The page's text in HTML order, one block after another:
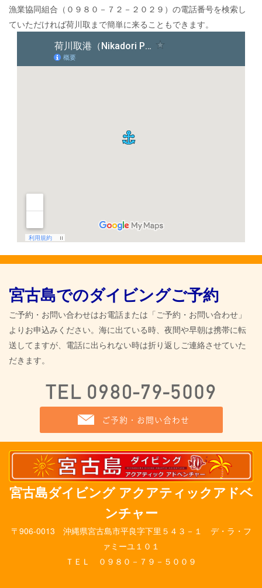
漁業協同組合（０９８０－７２－２０２９）の電話番号を検索し
ていただければ荷川取まで簡単に来ることもできます。
宮古島でのダイビングご予約
ご予約・お問い合わせはお電話または「ご予約・お問い合わせ」
よりお申込みください。海に出ている時、夜間や早朝は携帯に転
送してますが、電話に出られない時は折り返しご連絡させていた
だきます。
宮古島ダイビング アクアティックアドベ
ンチャー
〒906-0013 沖縄県宮古島市平良字下里５４３－１ デ・ラ・フ
ァミーユ１０１
ＴＥＬ ０９８０－７９－５００９